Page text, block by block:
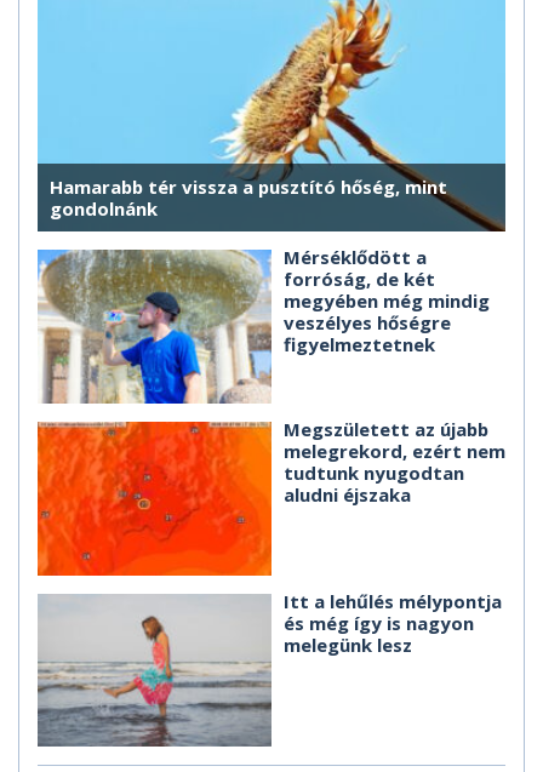
Hamarabb tér vissza a pusztító hőség, mint
gondolnánk
Mérséklődött a
forróság, de két
megyében még mindig
veszélyes hőségre
figyelmeztetnek
Megszületett az újabb
melegrekord, ezért nem
tudtunk nyugodtan
aludni éjszaka
Itt a lehűlés mélypontja
és még így is nagyon
melegünk lesz